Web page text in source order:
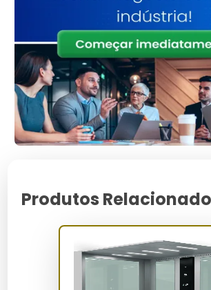
Eficiência energética:Ajustes
consumo de energia.
Durabilidade:Substituição de
prolonga a vida útil.
Conforto: Redução de ruídos e
viagem suave.
Confiabilidade:Equipamento
uso.
Valorização do imóvel:
mantém o elevador em perfeito
para proprietários de imóveis que
privativos, síndicos de
gestores de propriedades e
uma solução prática para
suas residências.
Produtos